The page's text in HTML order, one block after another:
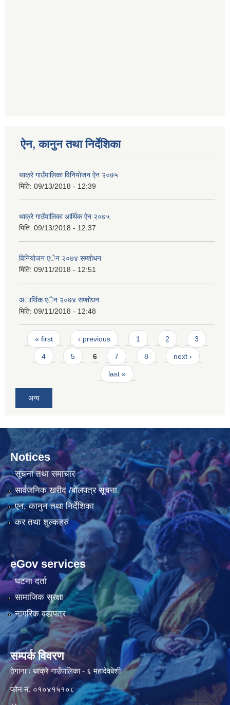
ऐन, कानुन तथा निर्देशिका
थाक्रे गाउँपालिका विनियाेजन ऐन २०७५
मिति: 09/13/2018 - 12:39
थाक्रे गाउँपालिका आर्थिक ‌ऐन २०७५
मिति: 09/13/2018 - 12:37
विनियाेजन एेन २०७४ सम्शाेधन
मिति: 09/11/2018 - 12:51
अार्थिक एेन २०७४ सम्शाेधन
मिति: 09/11/2018 - 12:48
Pages
« first ‹ previous 1 2 3
4 5 6 7 8 next ›
last »
अन्य
Notices
सूचना तथा समाचार
सार्वजनिक खरीद /बोलपत्र सूचना
एन, कानुन तथा निर्देशिका
कर तथा शुल्कहरु
eGov services
घटना दर्ता
सामाजिक सुरक्षा
नागरिक वडापत्र
सम्पर्क विवरण
ठेगाना ः थाक्रे गाउँपालिका - ६ महादेवबेशी
फोन नं. ०१०४१५१०८